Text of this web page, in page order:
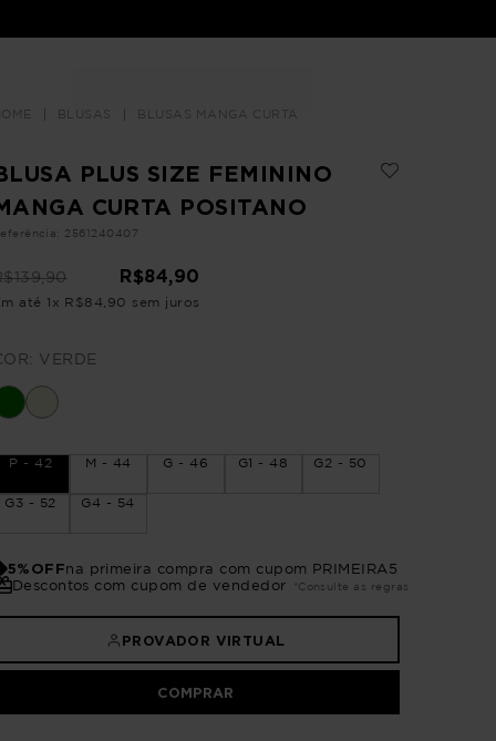
BLUSAS BLUSAS MANGA CURTA
PLUS SIZE FEMININO
CURTA POSITANO
: 2561240407
139,90 R$84,90
até 1 x R$84 90 sem juros
VERDE
P - 42 M - 44 G - 46 G1 - 48 G2 - 50
G3 - 52 G4 - 54
5%OFFna primeira compra com cupom PRIMEIRA5
Descontos com cupom de vendedor
*Consulte as regras
PROVADOR VIRTUAL
COMPRAR